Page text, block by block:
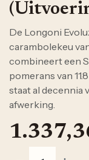
De Longoni
carambolekeu
combineert een
pomerans van
staat al decennia
afwerking.